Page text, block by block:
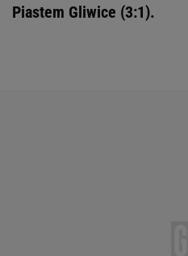
Piastem Gliwice (3:1).